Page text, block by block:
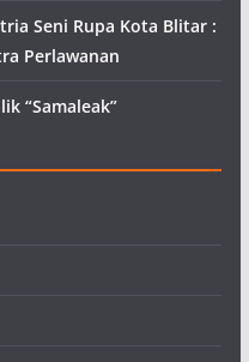
Seni Rupa Kota Blitar :
Perlawanan
“Samaleak”